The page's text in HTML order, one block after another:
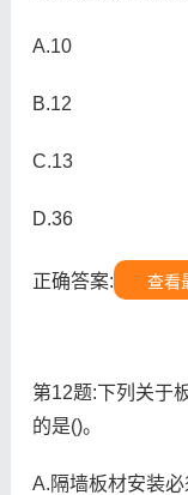
A.10
B.12
C.13
D.36
正确答案: 查看
第12题:下列关于
的是()。
A.隔墙板材安装必